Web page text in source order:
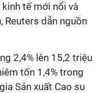
tế mới nổi và
Reuters dẫn nguồn
2,4% lên 15,2 triệu
tốn 1,4% trong
Sản xuất Cao su